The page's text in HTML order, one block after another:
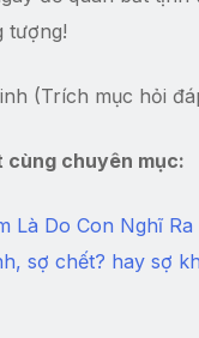
tượng!
(Trích mục hỏi
cùng chuyên mục:
Là Do Con Nghĩ Ra
sợ chết? hay sợ